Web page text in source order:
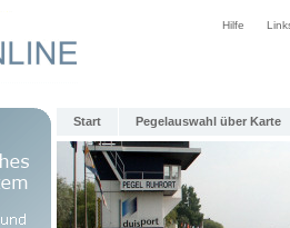
Hilfe
Start Pegelauswahl über Karte